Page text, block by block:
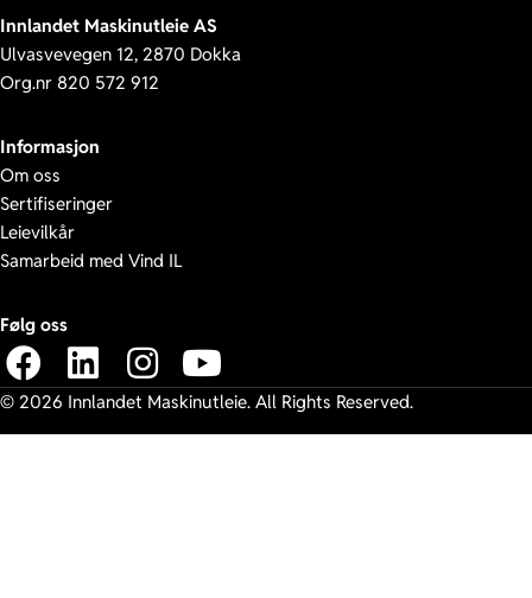
Innlandet Maskinutleie AS
Ulvasvevegen 12, 2870 Dokka
Org.nr 820 572 912
Informasjon
Om oss
Sertifiseringer
Leievilkår
Samarbeid med Vind IL
Følg oss
© 2026 Innlandet Maskinutleie. All Rights Reserved.